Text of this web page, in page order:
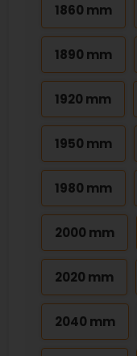
1860 mm
1890 mm
1920 mm
1950 mm
1980 mm
2000 mm
2020 mm
2040 mm